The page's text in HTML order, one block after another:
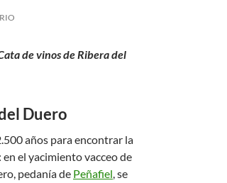
de vinos de Ribera del
Duero
años para encontrar la
el yacimiento vacceo de
pedanía de Peñafiel, se